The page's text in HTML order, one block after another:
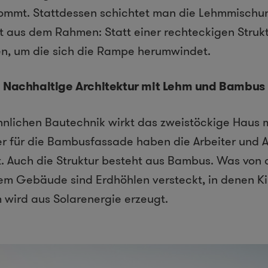
Stattdessen schichtet man die
dem Rahmen: Statt einer rechteckigen
um die sich die Rampe herumwindet.
Nachhaltige Architektur mit Lehm und Bambus
Bautechnik wirkt das zweistöckige Haus
für die Bambusfassade haben die Arbeiter und
Auch die Struktur besteht aus Bambus. Was von
Gebäude sind Erdhöhlen versteckt, in denen
wird aus Solarenergie erzeugt.